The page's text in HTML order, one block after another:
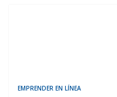
EMPRENDER EN LÍNEA